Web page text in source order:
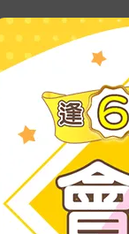
搭便車這個移動
相同特質。而地
司機一起享用豐
巴拉圭的蔣介石。
實、刻骨銘心。
書。